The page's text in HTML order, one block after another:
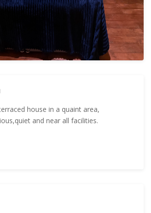
house in a quaint area,
and near all facilities.